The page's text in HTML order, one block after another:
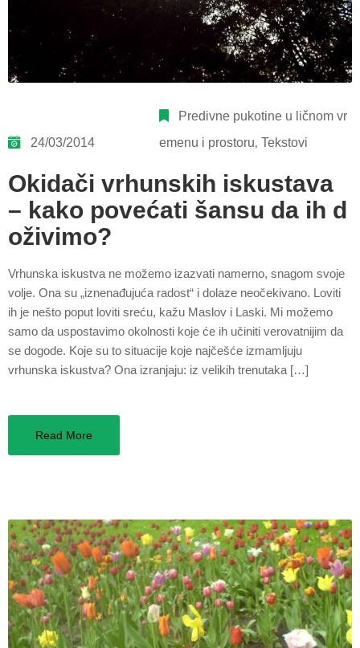
24/03/2014
Predivne pukotine u ličnom vr
emenu i prostoru‚Tekstovi
Okidači vrhunskih iskustava
– kako povećati šansu da ih d
oživimo?
Vrhunska iskustva ne možemo izazvati namerno, snagom svoje
volje. Ona su „iznenađujuća radost“ i dolaze neočekivano. Loviti
ih je nešto poput loviti sreću, kažu Maslov i Laski. Mi možemo
samo da uspostavimo okolnosti koje će ih učiniti verovatnijim da
se dogode. Koje su to situacije koje najčešće izmamljuju
vrhunska iskustva? Ona izranjaju: iz velikih trenutaka […]
Read More